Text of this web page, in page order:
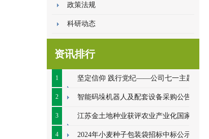
政策法规
科研动态
资讯排行
1 坚定信仰 践行党纪——公司七一主题党
日系列活动顺利开展
2 智能码垛机器人及配套设备采购公告
3 江苏金土地种业获评农业产业化国家重
点龙头企业
4 2024年小麦种子包装袋招标中标公示